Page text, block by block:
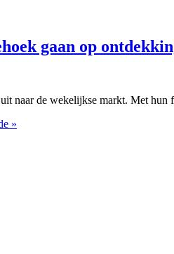
gaan op
naar de wekelijkse markt. Met hun
»